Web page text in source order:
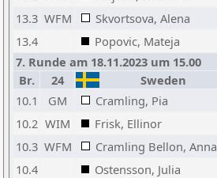
13.3 WFM Skvortsova, Alena
13.4
Popovic, Mateja
7. Runde am 18.11.2023 um 15.00
Br.
24 Sweden
10.1
GM Cramling, Pia
10.2 WIM Frisk, Ellinor
10.3 WFM Cramling Bellon, Anna
10.4
Ostensson, Julia